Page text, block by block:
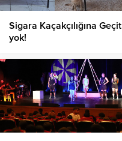
Sigara Kaçakçılığına Geçit
yok!